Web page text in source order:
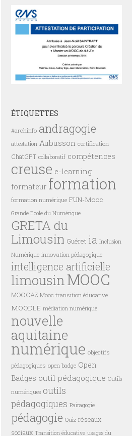
ÉTIQUETTES
#archinfo andragogie
attestation Aubusson certification
ChatGPT collaboratif compétences
creuse e-learning
formateur formation
formation numérique FUN-Mooc
Grande Ecole du Numérique
GRETA du
Limousin Guéret ia Inclusion
Numérique innovation pédagogique
intelligence artificielle
limousin MOOC
MOOCAZ Mooc transition éducative
MOODLE médiation numérique
nouvelle
aquitaine
numérique objectifs
pédagogiques open badge Open
Badges outil pédagogique Outils
numériques outils
pédagogiques Pairagogie
pédagogie Quiz réseaux
sociaux Transition éducative usages du